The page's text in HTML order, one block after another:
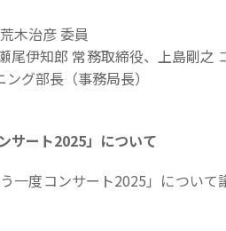
木治彦 委員
尾伊知郎 常務取締役、上島剛之
グ部長（事務局長）
サート2025」について
一度コンサート2025」について